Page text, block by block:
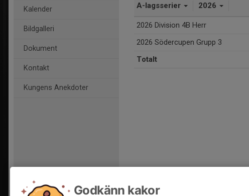
Kalender
Bildgalleri
Dokument
Kontakt
Kungens Anekdoter
A-lagsserier 2026
2026 Division 4B Herr
2026 Södercupen Grupp 3
Totalt
Godkänn kakor